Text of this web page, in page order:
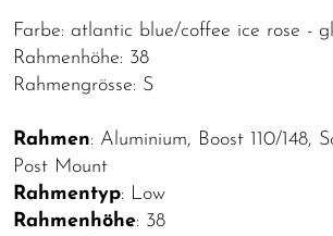
Farbe: atlantic blue/coffee ice rose -
Rahmenhöhe: 38
Rahmengrösse: S
Rahmen: Aluminium, Boost 110/148,
Post Mount
Rahmentyp: Low
Rahmenhöhe: 38